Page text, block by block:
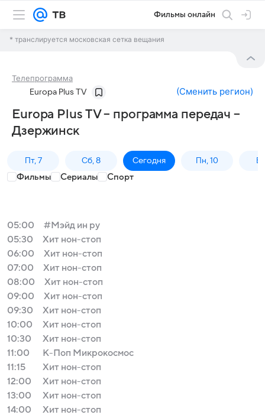
Фильмы онлайн
* транслируется московская сетка вещания
Телепрограмма
Europa Plus TV (Сменить регион)
Europa Plus TV – программа передач –
Дзержинск
Пт, 7 Сб, 8 Сегодня Пн, 10
Фильмы Сериалы Спорт
05:00
#Мэйд ин ру
05:30
Хит нон-стоп
06:00
Хит нон-стоп
07:00
Хит нон-стоп
08:00
Хит нон-стоп
09:00
Хит нон-стоп
09:30
Хит нон-стоп
10:00
Хит нон-стоп
10:30
Хит нон-стоп
11:00
К-Поп Микрокосмос
11:15
Хит нон-стоп
12:00
Хит нон-стоп
13:00
Хит нон-стоп
14:00
Хит нон-стоп